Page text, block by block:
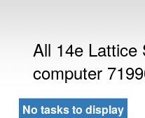
All 14e Lattice
computer
No tasks to display